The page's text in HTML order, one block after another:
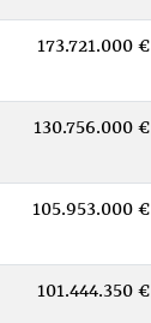
173.721.000 €
130.756.000 €
105.953.000 €
101.444.350 €